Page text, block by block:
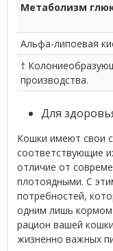
Метаболизм
Альфа-липоевая
†
производства.
Для
Кошки имеют свои
соответствующие
отличие от
плотоядными. С
потребностей,
одним лишь кормом
рацион вашей
жизненно важных